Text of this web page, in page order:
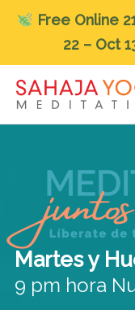
Free Online
22 – Oct
Skip
content
Martes y
9 pm hora